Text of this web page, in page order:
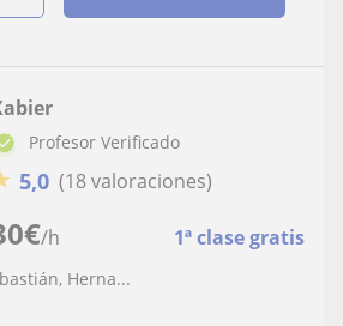
€/h 1ª clase gratis
Profesor Verificado
5,0 (18 valoraciones)
Herna...